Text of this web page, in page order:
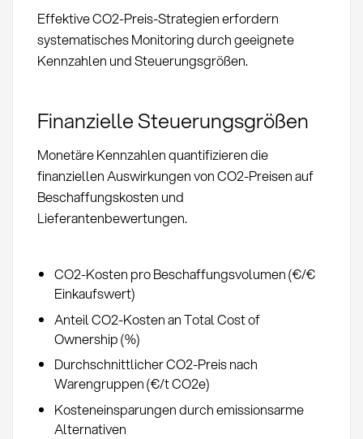
Effektive CO2-Preis-Strategien erfordern
systematisches Monitoring durch geeignete
Kennzahlen und Steuerungsgrößen.
Finanzielle Steuerungsgrößen
Monetäre Kennzahlen quantifizieren die
finanziellen Auswirkungen von CO2-Preisen auf
Beschaffungskosten und
Lieferantenbewertungen.
CO2-Kosten pro Beschaffungsvolumen (€/€
Einkaufswert)
Anteil CO2-Kosten an Total Cost of
Ownership (%)
Durchschnittlicher CO2-Preis nach
Warengruppen (€/t CO2e)
Kosteneinsparungen durch emissionsarme
Alternativen